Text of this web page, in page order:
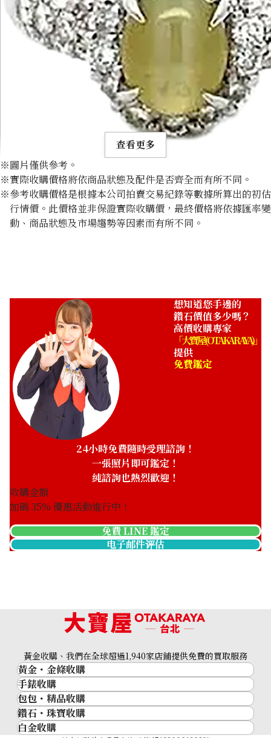
Chrysoberyl cat’s eye ring 1.12ct
收購參考價格
NTD 21,499
查看更多
※圖片僅供參考。
※實際收購價格將依商品狀態及配件是否齊全而有所不同。
※參考收購價格是根據本公司拍賣交易紀錄等數據所算出的初估
行情價。此價格並非保證實際收購價，最終價格將依據匯率變
動、商品狀態及市場趨勢等因素而有所不同。
想知道您手邊的
鑽石價值多少嗎？
高價收購專家
「大寶屋 (OTAKARAYA)」
提供
免費鑑定
24小時免費隨時受理諮詢！
一張照片即可鑑定！
純諮詢也熱烈歡迎！
收購金額
加碼35% 優惠活動進行中！
免費 LINE 鑑定
电子邮件评估
黃金收購、我們在全球超過1,940家店鋪提供免費的買取服務
黃金・金條收購
黃金與貴金屬
金的錠
金幣
黃金過去10年
手錶收購
名牌手錶
Rolex
Patek Philippe
包包・精品收購
品牌精品
Cartier
鑽石・珠寶收購
鑽石･珠寶
白金收購